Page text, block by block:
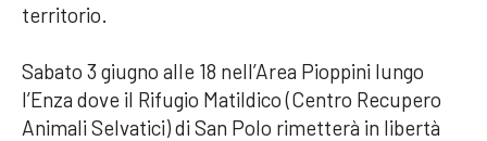
territorio.
Sabato 3 giugno alle 18 nell’Area Pioppini lungo
l’Enza dove il Rifugio Matildico (Centro Recupero
Animali Selvatici) di San Polo rimetterà in libertà